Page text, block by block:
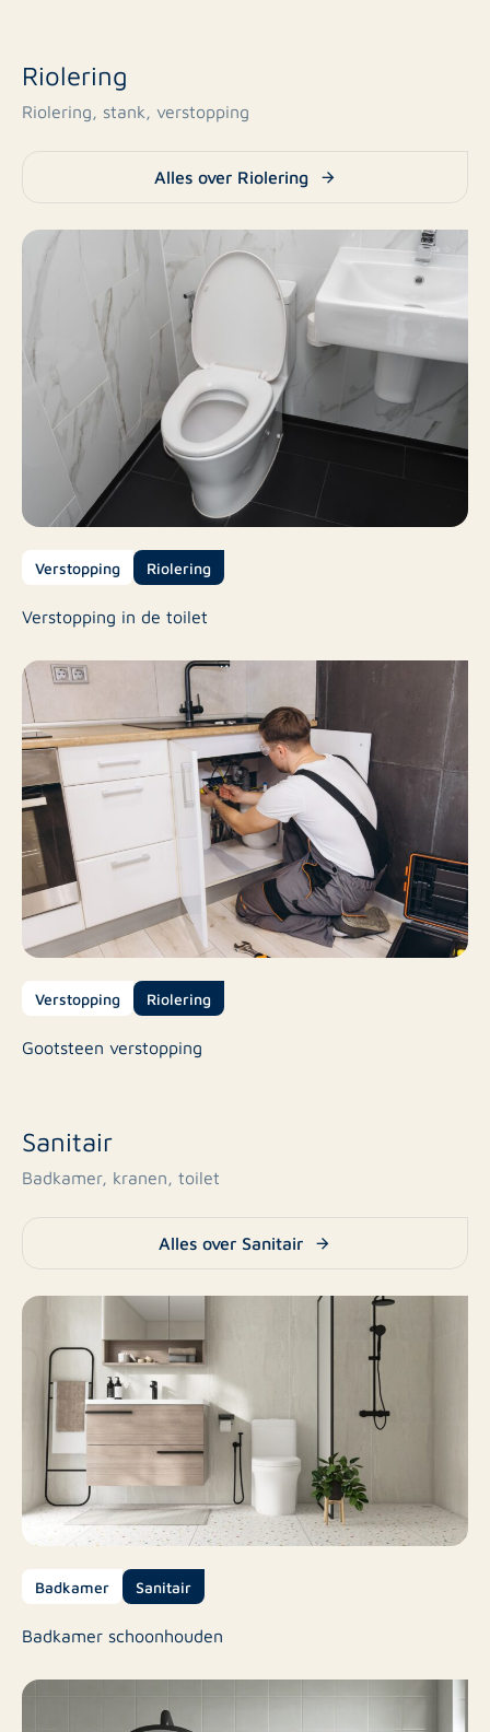
Riolering
Riolering, stank, verstopping
Alles over Riolering
Verstopping Riolering
Verstopping in de toilet
Verstopping Riolering
Gootsteen verstopping
Sanitair
Badkamer, kranen, toilet
Alles over Sanitair
Badkamer Sanitair
Badkamer schoonhouden